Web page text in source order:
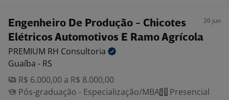
Engenheiro De Produção - Chicotes
Elétricos Automotivos E Ramo Agrícola
26 jun
PREMIUM RH Consultoria
Guaíba - RS
R$ 6.000,00 a R$ 8.000,00
Pós-graduação - Especialização/MBA
Presencial